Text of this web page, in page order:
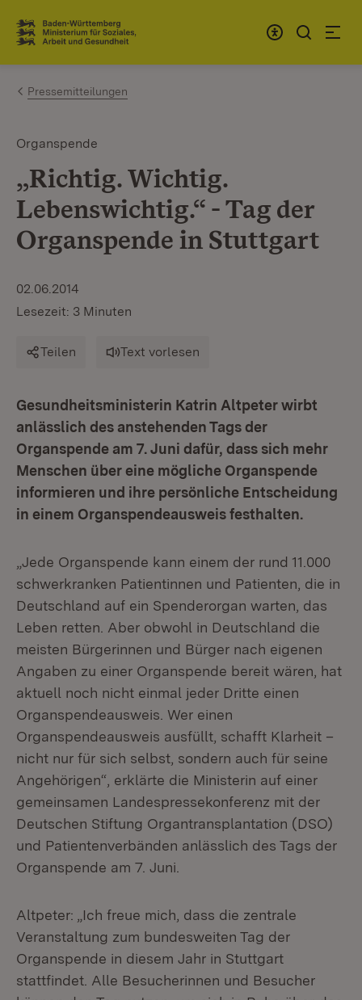
Zum Inhalt springen
Link zur Startseite
Pressemitteilungen
Organspende
„Richtig. Wichtig.
Lebenswichtig.“ - Tag der
Organspende in Stuttgart
02.06.2014
Lesezeit: 3 Minuten
Teilen Text vorlesen
Gesundheitsministerin Katrin Altpeter wirbt
anlässlich des anstehenden Tags der
Organspende am 7. Juni dafür, dass sich mehr
Menschen über eine mögliche Organspende
informieren und ihre persönliche Entscheidung
in einem Organspendeausweis festhalten.
„Jede Organspende kann einem der rund 11.000
schwerkranken Patientinnen und Patienten, die in
Deutschland auf ein Spenderorgan warten, das
Leben retten. Aber obwohl in Deutschland die
meisten Bürgerinnen und Bürger nach eigenen
Angaben zu einer Organspende bereit wären, hat
aktuell noch nicht einmal jeder Dritte einen
Organspendeausweis. Wer einen
Organspendeausweis ausfüllt, schafft Klarheit –
nicht nur für sich selbst, sondern auch für seine
Angehörigen“, erklärte die Ministerin auf einer
gemeinsamen Landespressekonferenz mit der
Deutschen Stiftung Organtransplantation (DSO)
und Patientenverbänden anlässlich des Tags der
Organspende am 7. Juni.
Altpeter: „Ich freue mich, dass die zentrale
Veranstaltung zum bundesweiten Tag der
Organspende in diesem Jahr in Stuttgart
stattfindet. Alle Besucherinnen und Besucher